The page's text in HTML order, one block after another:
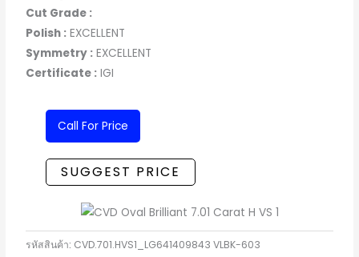
Cut Grade :
Polish : EXCELLENT
Symmetry : EXCELLENT
Certificate : IGI
Call For Price
SUGGEST PRICE
รหัสสินค้า: CVD.701.HVS1_LG641409843 VLBK-603